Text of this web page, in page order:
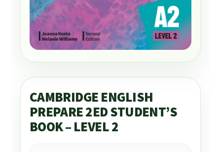
CAMBRIDGE ENGLISH
PREPARE 2ED STUDENT’S
BOOK – LEVEL 2